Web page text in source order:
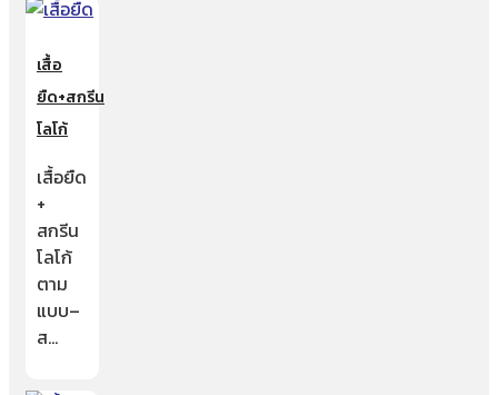
เสื้อ
ยืด+สกรีน
โลโก้
เสื้อยืด
+
สกรีน
โลโก้
ตาม
แบบ–
ส…